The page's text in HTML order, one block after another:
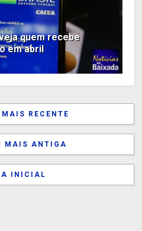
quem recebe
em abril
RECENTE
MAIS ANTIGA
INICIAL